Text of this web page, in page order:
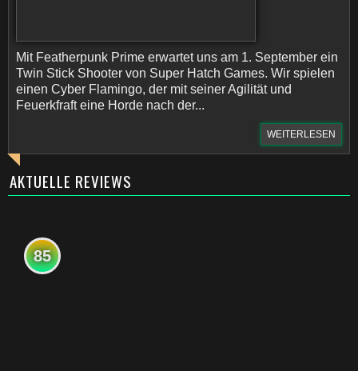
Mit Featherpunk Prime erwartet uns am 1. September ein
Twin Stick Shooter von Super Hatch Games. Wir spielen
einen Cyber Flamingo, der mit seiner Agilität und
Feuerkfraft eine Horde nach der...
WEITERLESEN
AKTUELLE REVIEWS
85